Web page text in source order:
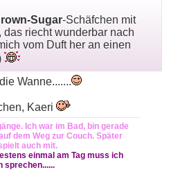
Sugar-Schäfchen mit
riecht wunderbar nach
vom Duft her an einen
Wanne.......
Kaeri
Ich war im Bad, bin gerade
dem Weg zur Couch. Später
auch mit.
einmal am Tag muss ich
sprechen......